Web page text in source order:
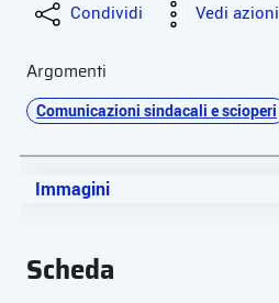
Condividi Vedi azioni
Argomenti
Comunicazioni sindacali e scioperi
Scheda
Immagini